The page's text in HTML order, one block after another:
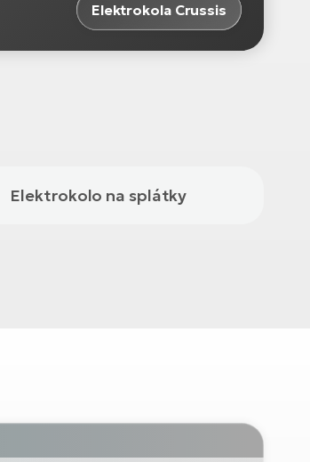
Elektrokola Crussis
Elektrokolo na splátky